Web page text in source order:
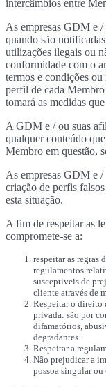
intercâmbios entre
As empresas GDM e /
quando são
utilizações ilegais ou
conformidade com o
termos e condições
perfil de cada
tomará as medidas
A GDM e / ou suas
qualquer conteúdo
Membro em questão,
As empresas GDM e /
criação de perfis
esta situação.
A fim de respeitar as
compromete-se a:
respeitar as regras
regulamentos
susceptiveis de
cliente através de
Respeitar o direito
privada: são por
difamatórios,
degradantes.
Respeitar a
Não prejudicar a
possoa singular